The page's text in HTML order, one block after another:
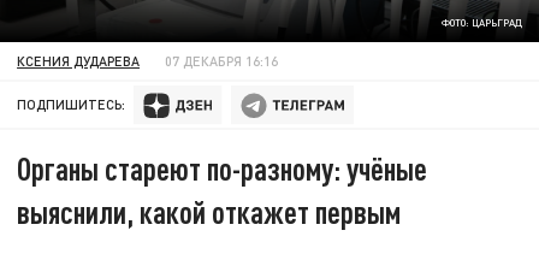
ФОТО: ЦАРЬГРАД
КСЕНИЯ ДУДАРЕВА 07 ДЕКАБРЯ 16:16
ПОДПИШИТЕСЬ:
Органы стареют по-разному: учёные
выяснили, какой откажет первым